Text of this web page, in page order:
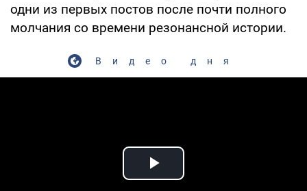
одни из первых постов после почти полного
молчания со времени резонансной истории.
Видео дня
Play Video